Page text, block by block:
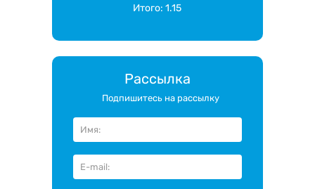
Итого:1.15
Рассылка
Подпишитесь на рассылку